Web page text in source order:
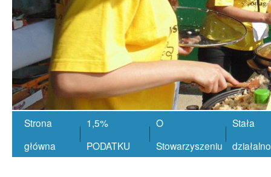
Strona
główna
1,5%
PODATKU
O
Stowarzyszeniu
Stała